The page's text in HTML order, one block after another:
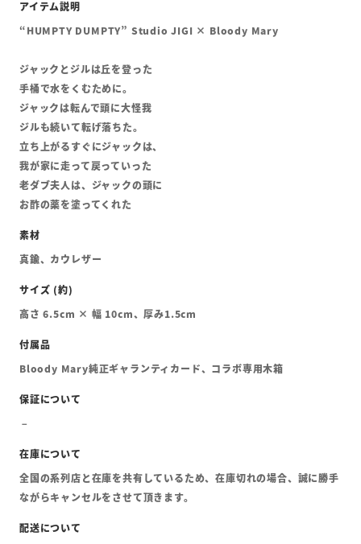
“HUMPTY DUMPTY” Studio JIGI × Bloody Mary
ジャックとジルは丘を登った
手桶で水をくむために。
ジャックは転んで頭に大怪我
ジルも続いて転げ落ちた。
立ち上がるすぐにジャックは、
我が家に走って戻っていった
老ダブ夫人は、ジャックの頭に
お酢の薬を塗ってくれた
真鍮、カウレザー
高さ 6.5cm × 幅 10cm、厚み1.5cm
Bloody Mary純正ギャランティカード、コラボ専用木箱
全国の系列店と在庫を共有しているため、在庫切れの場合、誠に勝手
ながらキャンセルをさせて頂きます。